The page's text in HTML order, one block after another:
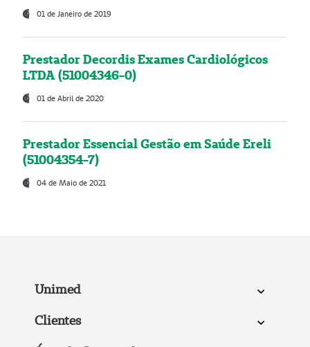
01 de Janeiro de 2019
Prestador Decordis Exames Cardiológicos
LTDA (51004346-0)
01 de Abril de 2020
Prestador Essencial Gestão em Saúde Ereli
(51004354-7)
04 de Maio de 2021
Unimed
Clientes